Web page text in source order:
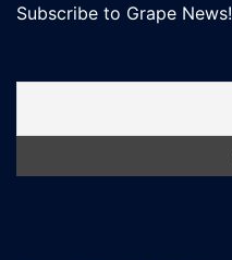
Subscribe to Grape News!